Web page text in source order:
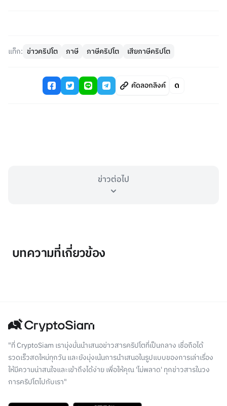
แท็ก: ข่าวคริปโต ภาษี ภาษีคริปโต เสียภาษีคริปโต
คัดลอกลิงค์
ข่าวต่อไป
บทความที่เกี่ยวข้อง
"ที่ CryptoSiam เรามุ่งมั่นนำเสนอข่าวสารคริปโตที่เป็นกลาง เชื่อถือได้
รวดเร็วสดใหม่ทุกวัน และยังมุ่งเน้นการนำเสนอในรูปแบบของการเล่าเรื่อง
ให้มีความน่าสนใจและเข้าถึงได้ง่าย เพื่อให้คุณ 'ไม่พลาด' ทุกข่าวสารในวง
การคริปโตไปกับเรา"